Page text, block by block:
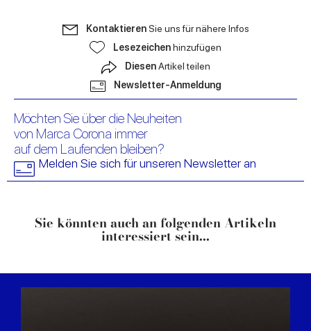
KontaktierenSie uns für nähere Infos
Lesezeichenhinzufügen
DiesenArtikel teilen
Newsletter-Anmeldung
Möchten Sie über die Neuheiten
von Marca Corona immer
auf dem Laufenden bleiben?
Melden Sie sich für unseren Newsletter an
Sie könnten auch an folgenden Artikeln
interessiert sein...